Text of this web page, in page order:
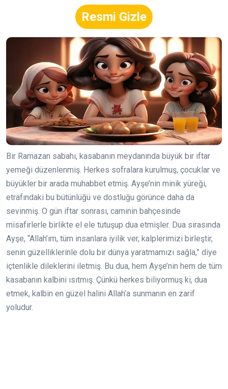
Resmi Gizle
Bir Ramazan sabahı, kasabanın meydanında büyük bir iftar
yemeği düzenlenmiş. Herkes sofralara kurulmuş, çocuklar ve
büyükler bir arada muhabbet etmiş. Ayşe’nin minik yüreği,
etrafındaki bu bütünlüğü ve dostluğu görünce daha da
sevinmiş. O gün iftar sonrası, caminin bahçesinde
misafirlerle birlikte el ele tutuşup dua etmişler. Dua sırasında
Ayşe, “Allah’ım, tüm insanlara iyilik ver, kalplerimizi birleştir,
senin güzelliklerinle dolu bir dünya yaratmamızı sağla,” diye
içtenlikle dileklerini iletmiş. Bu dua, hem Ayşe’nin hem de tüm
kasabanın kalbini ısıtmış. Çünkü herkes biliyormuş ki, dua
etmek, kalbin en güzel halini Allah’a sunmanın en zarif
yoludur.